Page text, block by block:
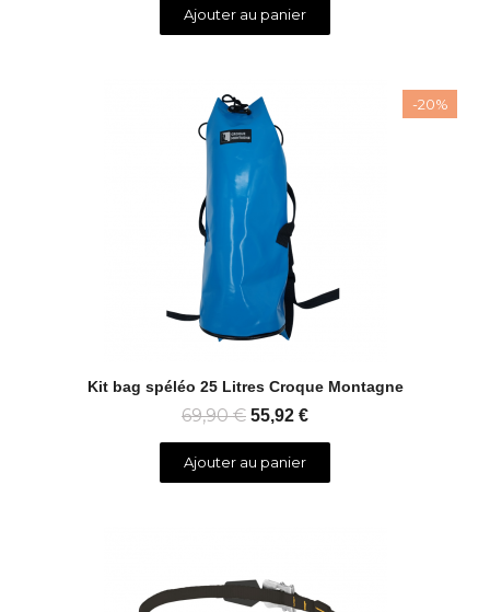
Ajouter au panier
Aperçu rapide
-20%
Kit bag spéléo 25 Litres Croque Montagne
69,90 € 55,92 €
Ajouter au panier